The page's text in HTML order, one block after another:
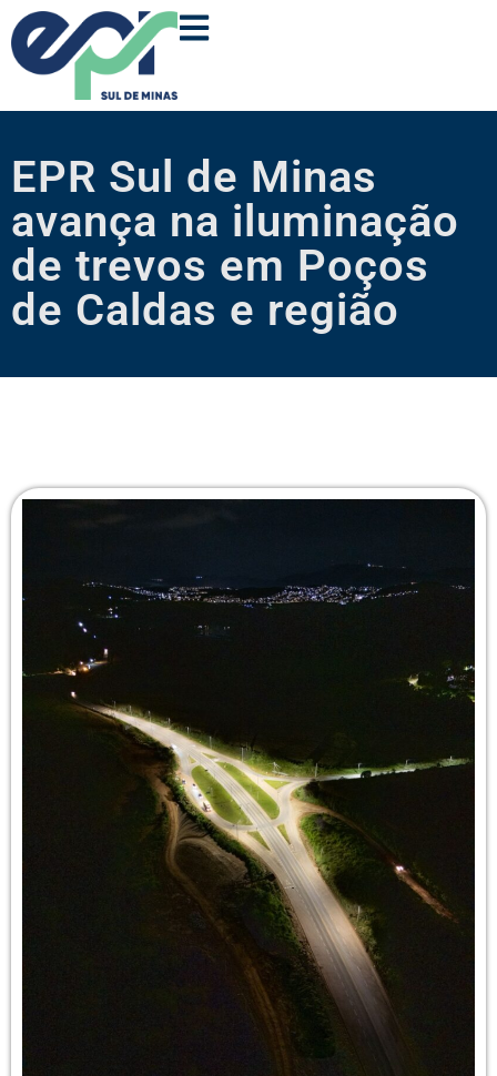
EPR Sul de Minas
avança na iluminação
de trevos em Poços
de Caldas e região